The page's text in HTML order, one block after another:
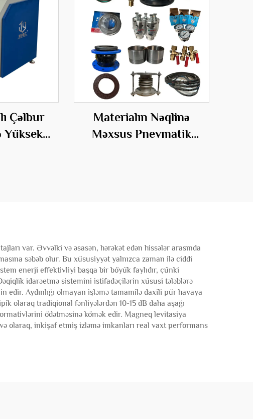
Çəlbur
Yüksek
Materialın Nəqlinə
Məxsus Pnevmatik
var. Əvvəlki və əsasən, hərəkət edən hissələr arasında
səbəb olur. Bu xüsusiyyət yalnızca zaman ilə ciddi
enerji effektivliyi başqa bir böyük faylıdır, çünki
idarəetmə sistemini istifadəçilərin xüsusi tələblərə
edir. Aydınlığı olmayan işləmə tamamilə daxili pür havaya
olaraq tradiqional fənliyələrdən 10-15 dB daha aşağı
ödətməsinə kömək edir. Magneq levitasiya
olaraq, inkişaf etmiş izləmə imkanları real vaxt performans